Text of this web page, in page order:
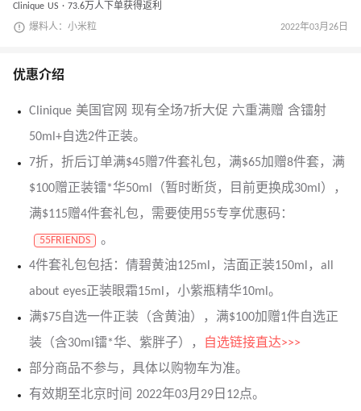
Clinique US · 73.6万人下单获得返利
爆料人：小米粒 2022年03月26日
优惠介绍
Clinique 美国官网 现有全场7折大促 六重满赠 含镭射
50ml+自选2件正装。
7折，折后订单满$45赠7件套礼包，满$65加赠8件套，满
$100赠正装镭*华50ml（暂时断货，目前更换成30ml），
满$115赠4件套礼包，需要使用55专享优惠码：
55FRIENDS
。
4件套礼包包括：倩碧黄油125ml，洁面正装150ml，all
about eyes正装眼霜15ml，小紫瓶精华10ml。
满$75自选一件正装（含黄油），满$100加赠1件自选正
装（含30ml镭*华、紫胖子），
自选链接直达>>>
部分商品不参与，具体以购物车为准。
有效期至北京时间 2022年03月29日12点。